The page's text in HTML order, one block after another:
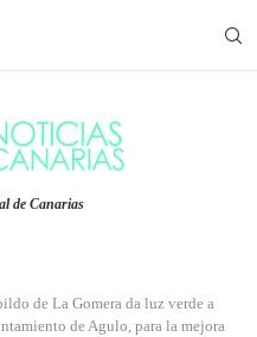
de Canarias
de La Gomera da luz verde a
de Agulo, para la mejora